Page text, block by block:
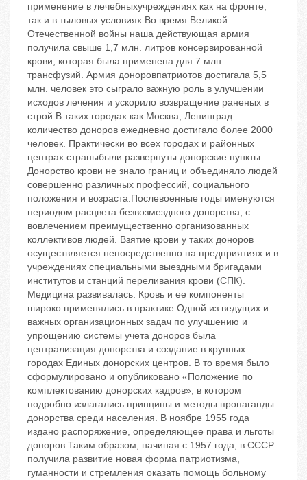
применение в лечебныхучреждениях как на фронте,
так и в тыловых условиях.Во время Великой
Отечественной войны наша действующая армия
получила свыше 1,7 млн. литров консервированной
крови, которая была применена для 7 млн.
трансфузий. Армия доноровпатриотов достигала 5,5
млн. человек это сыграло важную роль в улучшении
исходов лечения и ускорило возвращение раненых в
строй.В таких городах как Москва, Ленинград
количество доноров ежедневно достигало более 2000
человек. Практически во всех городах и районных
центрах страныбыли развернуты донорские пункты.
Донорство крови не знало границ и объединяло людей
совершенно различных профессий, социального
положения и возраста.Послевоенные годы именуются
периодом расцвета безвозмездного донорства, с
вовлечением преимущественно организованных
коллективов людей. Взятие крови у таких доноров
осуществляется непосредственно на предприятиях и в
учреждениях специальными выездными бригадами
институтов и станций переливания крови (СПК).
Медицина развивалась. Кровь и ее компоненты
широко применялись в практике.Одной из ведущих и
важных организационных задач по улучшению и
упрощению системы учета доноров была
централизация донорства и создание в крупных
городах Единых донорских центров. В то время было
сформулировано и опубликовано «Положение по
комплектованию донорских кадров», в котором
подробно излагались принципы и методы пропаганды
донорства среди населения. В ноябре 1955 года
издано распоряжение, определяющее права и льготы
доноров.Таким образом, начиная с 1957 года, в СССР
получила развитие новая форма патриотизма,
гуманности и стремления оказать помощь больному